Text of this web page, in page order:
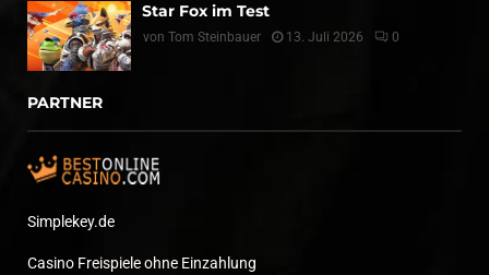
Star Fox im Test
von Tom Steinbauer 13. Juli 2026 0
PARTNER
Simplekey.de
Casino Freispiele ohne Einzahlung